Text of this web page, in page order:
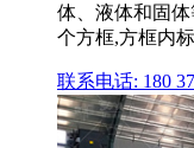
体、液体和固
个方框,方框内
联系电话: 180